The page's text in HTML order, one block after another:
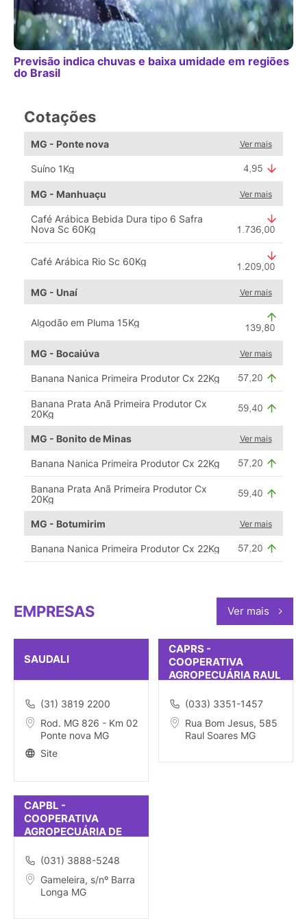
Previsão indica chuvas e baixa umidade em regiões
do Brasil
Cotações
MG - Ponte nova Ver mais
Suíno 1Kg
MG - Manhuaçu Ver mais
Café Arábica Bebida Dura tipo 6 Safra
Nova Sc 60Kg
Café Arábica Rio Sc 60Kg
MG - Unaí Ver mais
Algodão em Pluma 15Kg
MG - Bocaiúva Ver mais
Banana Nanica Primeira Produtor Cx 22Kg
Banana Prata Anã Primeira Produtor Cx
20Kg
MG - Bonito de Minas Ver mais
Banana Nanica Primeira Produtor Cx 22Kg
Banana Prata Anã Primeira Produtor Cx
20Kg
MG - Botumirim Ver mais
Banana Nanica Primeira Produtor Cx 22Kg
EMPRESAS Ver mais
SAUDALI
(31) 3819 2200
Rod. MG 826 - Km 02
Ponte nova MG
Site
CAPRS -
COOPERATIVA
AGROPECUÁRIA RAUL
(033) 3351-1457
Rua Bom Jesus, 585
Raul Soares MG
CAPBL -
COOPERATIVA
AGROPECUÁRIA DE
(031) 3888-5248
Gameleira, s/nº Barra
Longa MG